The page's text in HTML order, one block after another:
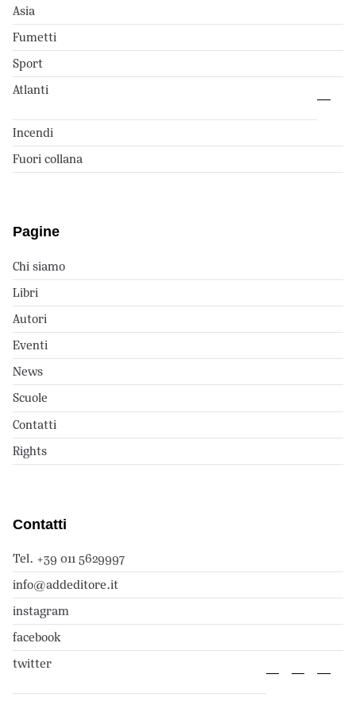
Asia
Fumetti
Sport
Atlanti
Incendi
Fuori collana
Pagine
Chi siamo
Libri
Autori
Eventi
News
Scuole
Contatti
Rights
Contatti
Tel. +39 011 5629997
info@addeditore.it
instagram
facebook
twitter